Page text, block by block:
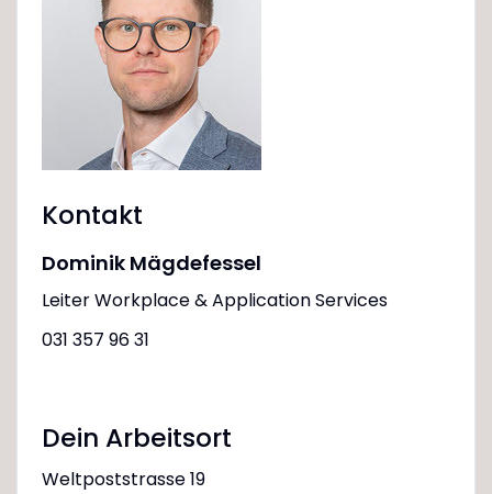
Kontakt
Dominik Mägdefessel
Leiter Workplace & Application Services
031 357 96 31
Dein Arbeitsort
Weltpoststrasse 19